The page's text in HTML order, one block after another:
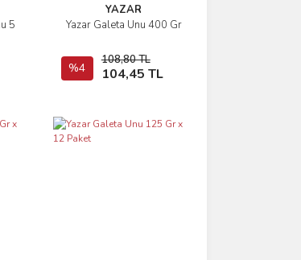
5
YAZAR
Yazar Galeta Unu 400 Gr
%4
108,80 TL
104,45 TL
İncele
Sepete Ekle